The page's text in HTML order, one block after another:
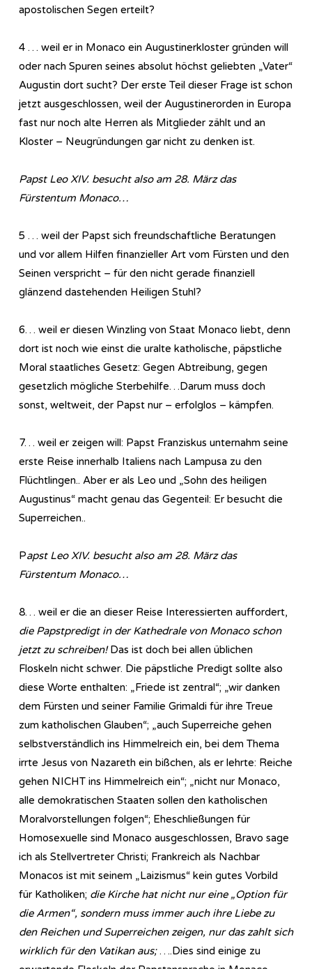
apostolischen Segen erteilt?
4 … weil er in Monaco ein Augustinerkloster gründen will
oder nach Spuren seines absolut höchst geliebten „Vater“
Augustin dort sucht? Der erste Teil dieser Frage ist schon
jetzt ausgeschlossen, weil der Augustinerorden in Europa
fast nur noch alte Herren als Mitglieder zählt und an
Kloster – Neugründungen gar nicht zu denken ist.
Papst Leo XIV. besucht also am 28. März das
Fürstentum Monaco…
5 … weil der Papst sich freundschaftliche Beratungen
und vor allem Hilfen finanzieller Art vom Fürsten und den
Seinen verspricht – für den nicht gerade finanziell
glänzend dastehenden Heiligen Stuhl?
6… weil er diesen Winzling von Staat Monaco liebt, denn
dort ist noch wie einst die uralte katholische, päpstliche
Moral staatliches Gesetz: Gegen Abtreibung, gegen
gesetzlich mögliche Sterbehilfe…Darum muss doch
sonst, weltweit, der Papst nur – erfolglos – kämpfen.
7… weil er zeigen will: Papst Franziskus unternahm seine
erste Reise innerhalb Italiens nach Lampusa zu den
Flüchtlingen.. Aber er als Leo und „Sohn des heiligen
Augustinus“ macht genau das Gegenteil: Er besucht die
Superreichen..
Papst Leo XIV. besucht also am 28. März das
Fürstentum Monaco…
8… weil er die an dieser Reise Interessierten auffordert,
die Papstpredigt in der Kathedrale von Monaco schon
jetzt zu schreiben!Das ist doch bei allen üblichen
Floskeln nicht schwer. Die päpstliche Predigt sollte also
diese Worte enthalten: „Friede ist zentral“; „wir danken
dem Fürsten und seiner Familie Grimaldi für ihre Treue
zum katholischen Glauben“; „auch Superreiche gehen
selbstverständlich ins Himmelreich ein, bei dem Thema
irrte Jesus von Nazareth ein bißchen, als er lehrte: Reiche
gehen NICHT ins Himmelreich ein“; „nicht nur Monaco,
alle demokratischen Staaten sollen den katholischen
Moralvorstellungen folgen“; Eheschließungen für
Homosexuelle sind Monaco ausgeschlossen, Bravo sage
ich als Stellvertreter Christi; Frankreich als Nachbar
Monacos ist mit seinem „Laizismus“ kein gutes Vorbild
für Katholiken; die Kirche hat nicht nur eine „Option für
die Armen“, sondern muss immer auch ihre Liebe zu
den Reichen und Superreichen zeigen, nur das zahlt sich
wirklich für den Vatikan aus;….Dies sind einige zu